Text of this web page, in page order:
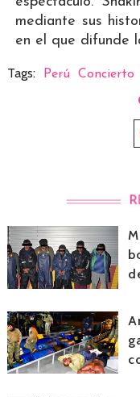
mediante sus
en el que difunde
Tags: Perú Concierto